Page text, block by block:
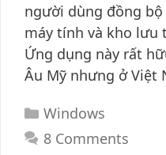
người dùng đồng
máy tính và kho lưu
Ứng dụng này rất
Âu Mỹ nhưng ở Việt
Categories
Windows
8 Comments